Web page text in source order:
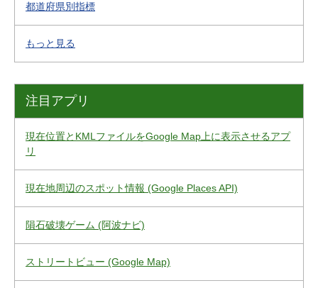
都道府県別指標
もっと見る
注目アプリ
現在位置とKMLファイルをGoogle Map上に表示させるアプ
リ
現在地周辺のスポット情報 (Google Places API)
隕石破壊ゲーム (阿波ナビ)
ストリートビュー (Google Map)